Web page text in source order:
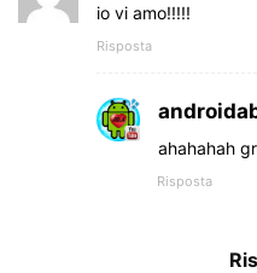
io vi amo!!!!!
Risposta
ahahahah
Risposta